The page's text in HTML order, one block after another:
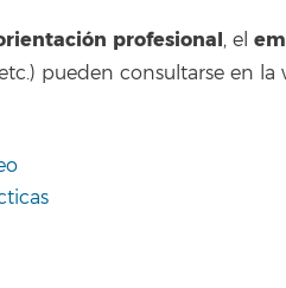
profesional, el
pueden consultarse en